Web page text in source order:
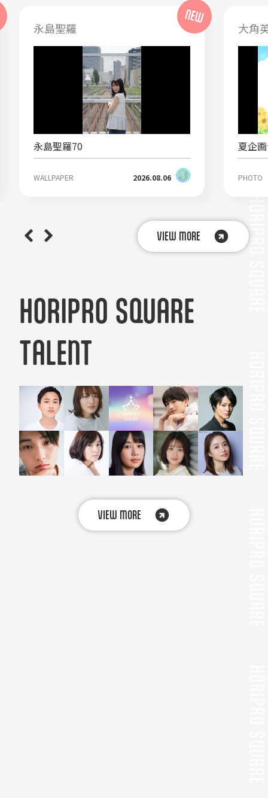
永島聖羅
永島聖羅70
WALLPAPER 2026.08.06
大角
夏企
PHOTO
VIEW MORE
HORIPRO SQUARE
TALENT
VIEW MORE